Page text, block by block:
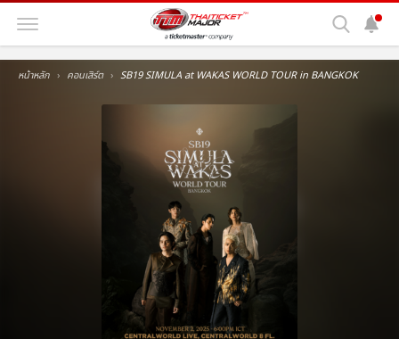
หน้าหลัก คอนเสิร์ต SB19 SIMULA at WAKAS WORLD TOUR in BANGKOK